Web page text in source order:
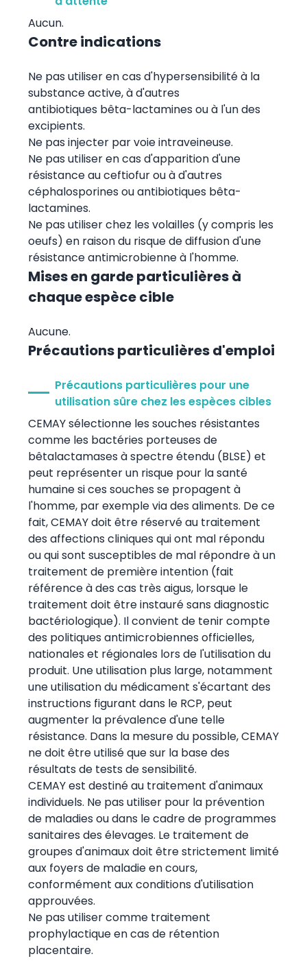
Aucun.
Contre indications
Ne pas utiliser en cas d'hypersensibilité à la
substance active, à d'autres
antibiotiques bêta-lactamines ou à l'un des
excipients.
Ne pas injecter par voie intraveineuse.
Ne pas utiliser en cas d'apparition d'une
résistance au ceftiofur ou à d'autres
céphalosporines ou antibiotiques bêta-
lactamines.
Ne pas utiliser chez les volailles (y compris les
oeufs) en raison du risque de diffusion d'une
résistance antimicrobienne à l'homme.
Mises en garde particulières à
chaque espèce cible
Aucune.
Précautions particulières d'emploi
Précautions particulières pour une
utilisation sûre chez les espèces cibles
CEMAY sélectionne les souches résistantes
comme les bactéries porteuses de
bêtalactamases à spectre étendu (BLSE) et
peut représenter un risque pour la santé
humaine si ces souches se propagent à
l'homme, par exemple via des aliments. De ce
fait, CEMAY doit être réservé au traitement
des affections cliniques qui ont mal répondu
ou qui sont susceptibles de mal répondre à un
traitement de première intention (fait
référence à des cas très aigus, lorsque le
traitement doit être instauré sans diagnostic
bactériologique). Il convient de tenir compte
des politiques antimicrobiennes officielles,
nationales et régionales lors de l'utilisation du
produit. Une utilisation plus large, notamment
une utilisation du médicament s'écartant des
instructions figurant dans le RCP, peut
augmenter la prévalence d'une telle
résistance. Dans la mesure du possible, CEMAY
ne doit être utilisé que sur la base des
résultats de tests de sensibilité.
CEMAY est destiné au traitement d'animaux
individuels. Ne pas utiliser pour la prévention
de maladies ou dans le cadre de programmes
sanitaires des élevages. Le traitement de
groupes d'animaux doit être strictement limité
aux foyers de maladie en cours,
conformément aux conditions d'utilisation
approuvées.
Ne pas utiliser comme traitement
prophylactique en cas de rétention
placentaire.